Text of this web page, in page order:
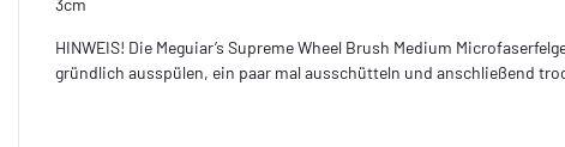
3cm
HINWEIS! Die Meguiar’s Supreme Wheel Brush Medium
gründlich ausspülen, ein paar mal ausschütteln und anschließend